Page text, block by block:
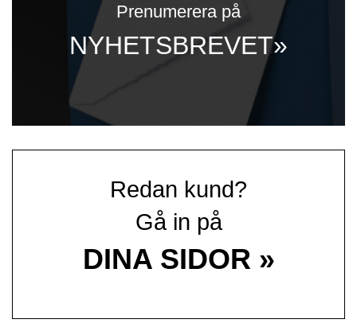
Prenumerera på
NYHETSBREVET»
Redan kund?
Gå in på
DINA SIDOR »